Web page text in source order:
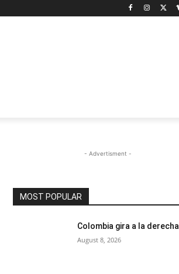
- Advertisment -
MOST POPULAR
Colombia gira a la derecha
August 8, 2026